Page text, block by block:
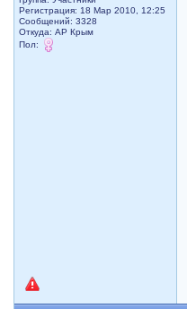
Регистрация: 18 Мар 2010, 12:25
Сообщений: 3328
Откуда: АР Крым
Пол: